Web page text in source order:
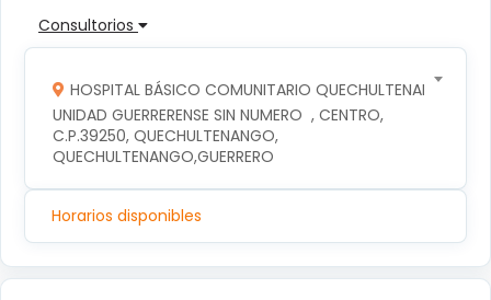
Consultorios
HOSPITAL BÁSICO COMUNITARIO QUECHULTENANGO
UNIDAD GUERRERENSE SIN NUMERO  , CENTRO,
C.P.39250, QUECHULTENANGO,
QUECHULTENANGO,GUERRERO
Horarios disponibles